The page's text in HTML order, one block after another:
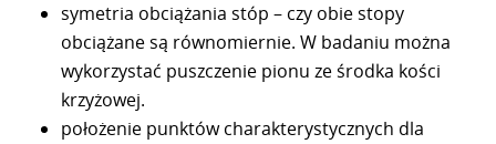
symetria obciążania stóp – czy obie stopy
obciążane są równomiernie. W badaniu można
wykorzystać puszczenie pionu ze środka kości
krzyżowej.
położenie punktów charakterystycznych dla